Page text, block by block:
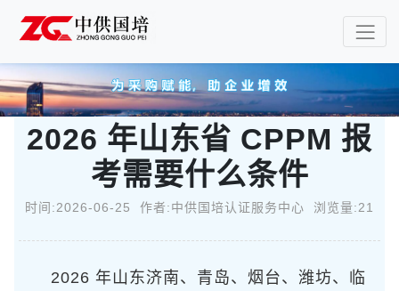
2026 年山东省 CPPM 报
考需要什么条件
时间:2026-06-25 作者:中供国培认证服务中心 浏览量:21
2026 年山东济南、青岛、烟台、潍坊、临